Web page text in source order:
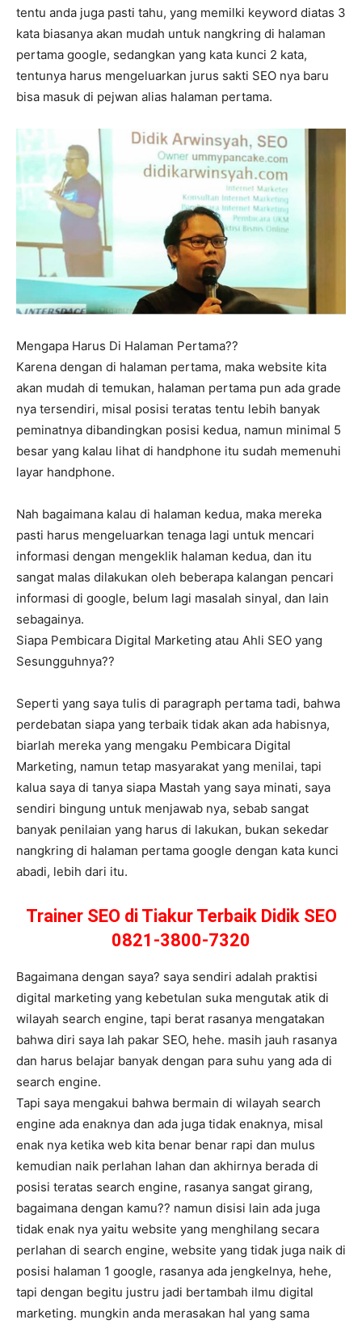
tentu anda juga pasti tahu, yang memilki keyword diatas 3
kata biasanya akan mudah untuk nangkring di halaman
pertama google, sedangkan yang kata kunci 2 kata,
tentunya harus mengeluarkan jurus sakti SEO nya baru
bisa masuk di pejwan alias halaman pertama.
Mengapa Harus Di Halaman Pertama??
Karena dengan di halaman pertama, maka website kita
akan mudah di temukan, halaman pertama pun ada grade
nya tersendiri, misal posisi teratas tentu lebih banyak
peminatnya dibandingkan posisi kedua, namun minimal 5
besar yang kalau lihat di handphone itu sudah memenuhi
layar handphone.
Nah bagaimana kalau di halaman kedua, maka mereka
pasti harus mengeluarkan tenaga lagi untuk mencari
informasi dengan mengeklik halaman kedua, dan itu
sangat malas dilakukan oleh beberapa kalangan pencari
informasi di google, belum lagi masalah sinyal, dan lain
sebagainya.
Siapa Pembicara Digital Marketing atau Ahli SEO yang
Sesungguhnya??
Seperti yang saya tulis di paragraph pertama tadi, bahwa
perdebatan siapa yang terbaik tidak akan ada habisnya,
biarlah mereka yang mengaku Pembicara Digital
Marketing, namun tetap masyarakat yang menilai, tapi
kalua saya di tanya siapa Mastah yang saya minati, saya
sendiri bingung untuk menjawab nya, sebab sangat
banyak penilaian yang harus di lakukan, bukan sekedar
nangkring di halaman pertama google dengan kata kunci
abadi, lebih dari itu.
Trainer SEO di Tiakur Terbaik Didik SEO
0821-3800-7320
Bagaimana dengan saya? saya sendiri adalah praktisi
digital marketing yang kebetulan suka mengutak atik di
wilayah search engine, tapi berat rasanya mengatakan
bahwa diri saya lah pakar SEO, hehe. masih jauh rasanya
dan harus belajar banyak dengan para suhu yang ada di
search engine.
Tapi saya mengakui bahwa bermain di wilayah search
engine ada enaknya dan ada juga tidak enaknya, misal
enak nya ketika web kita benar benar rapi dan mulus
kemudian naik perlahan lahan dan akhirnya berada di
posisi teratas search engine, rasanya sangat girang,
bagaimana dengan kamu?? namun disisi lain ada juga
tidak enak nya yaitu website yang menghilang secara
perlahan di search engine, website yang tidak juga naik di
posisi halaman 1 google, rasanya ada jengkelnya, hehe,
tapi dengan begitu justru jadi bertambah ilmu digital
marketing. mungkin anda merasakan hal yang sama